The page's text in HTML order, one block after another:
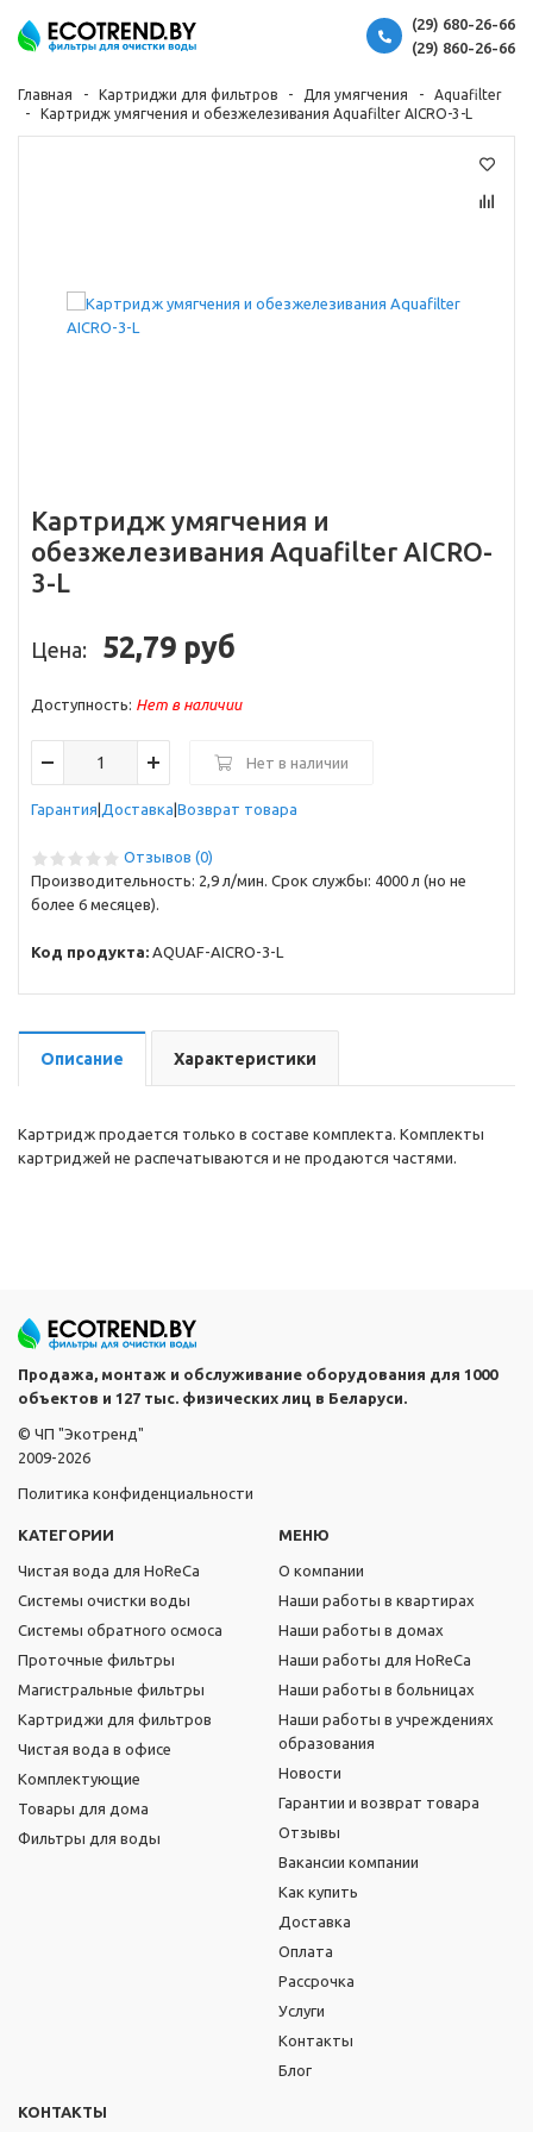
(29) 680-26-66
(29) 860-26-66
Главная Картриджи для фильтров Для умягчения
Aquafilter
Картридж умягчения и обезжелезивания Aquafilter AICRO-3-L
Картридж умягчения и
обезжелезивания Aquafilter AICRO-
3-L
Цена: 52,79 руб
Доступность: Нет в наличии
Нет в наличии
Гарантия Доставка Возврат товара
Отзывов (0)
Производительность: 2,9 л/мин. Срок службы: 4000 л (но не
более 6 месяцев).
Код продукта: AQUAF-AICRO-3-L
Описание Характеристики
Картридж продается только в составе комплекта. Комплекты
картриджей не распечатываются и не продаются частями.
Продажа, монтаж и обслуживание оборудования для 1000
объектов и 127 тыс. физических лиц в Беларуси.
© ЧП "Экотренд"
2009-2026
Политика конфиденциальности
КАТЕГОРИИ
Чистая вода для HoReCa
Системы очистки воды
Системы обратного осмоса
Проточные фильтры
Магистральные фильтры
Картриджи для фильтров
Чистая вода в офисе
Комплектующие
Товары для дома
Фильтры для воды
МЕНЮ
О компании
Наши работы в квартирах
Наши работы в домах
Наши работы для HoReCa
Наши работы в больницах
Наши работы в учреждениях
образования
Новости
Гарантии и возврат товара
Отзывы
Вакансии компании
Как купить
Доставка
Оплата
Рассрочка
Услуги
Контакты
Блог
КОНТАКТЫ